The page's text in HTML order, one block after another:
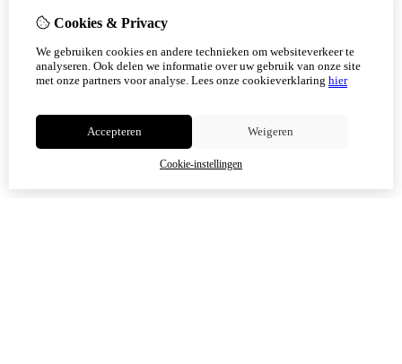
Cookies & Privacy
We gebruiken cookies en andere technieken om websiteverkeer te
analyseren. Ook delen we informatie over uw gebruik van onze site
met onze partners voor analyse. Lees onze cookieverklaring hier
Accepteren Weigeren
Cookie-instellingen
Vanaf 17 augustus zijn alle afhaalpunten (Tholen en
Scherpenisse) weer geopend.